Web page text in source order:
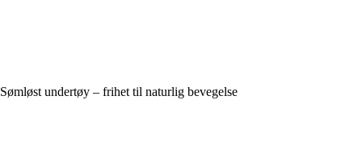
Sømløst undertøy – frihet til naturlig bevegelse